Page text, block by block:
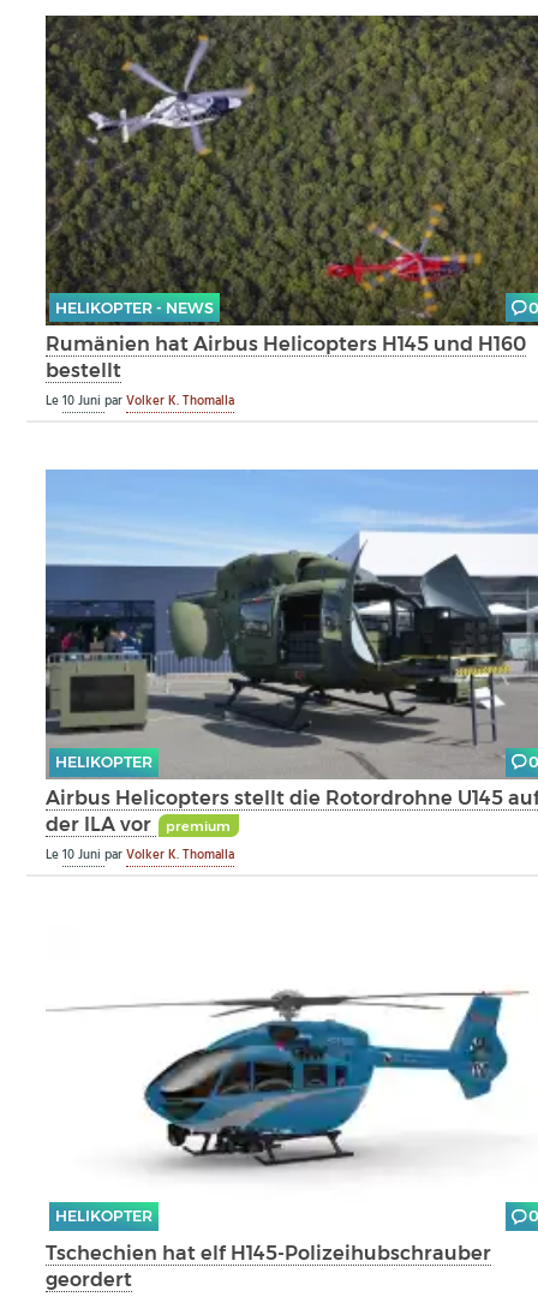
HELIKOPTER - NEWS
Rumänien hat Airbus Helicopters H145 und H160
bestellt
Le10 JuniparVolker K. Thomalla
HELIKOPTER
Airbus Helicopters stellt die Rotordrohne U145
der ILA vor
premium
Le10 JuniparVolker K. Thomalla
HELIKOPTER
Tschechien hat elf H145-Polizeihubschrauber
geordert